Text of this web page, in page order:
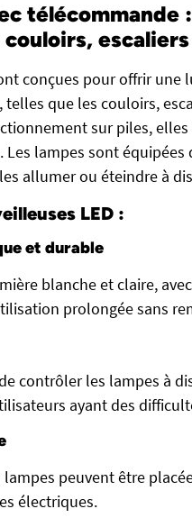
conçues pour offrir
que les couloirs,
sur piles,
Les lampes sont
allumer ou éteindre à
LED :
et durable
blanche et claire,
prolongée sans
contrôler les lampes à
ayant des
peuvent être
électriques.